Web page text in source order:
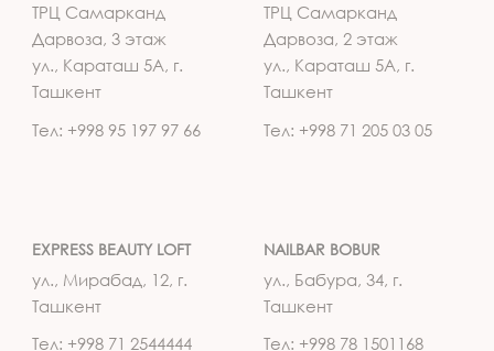
ТРЦ Самарканд
Дарвоза, 3 этаж
ул., Караташ 5А, г.
Ташкент
Тел: +998 95 197 97 66
ТРЦ Самарканд
Дарвоза, 2 этаж
ул., Караташ 5А, г.
Ташкент
Тел: +998 71 205 03 05
EXPRESS BEAUTY LOFT
ул., Мирабад, 12, г.
Ташкент
Тел: +998 71 2544444
NAILBAR BOBUR
ул., Бабура, 34, г.
Ташкент
Тел: +998 78 1501168